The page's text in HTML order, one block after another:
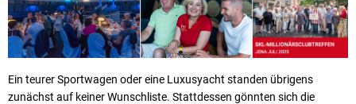
Ein teurer Sportwagen oder eine Luxusyacht standen übrigens
zunächst auf keiner Wunschliste. Stattdessen gönnten sich die